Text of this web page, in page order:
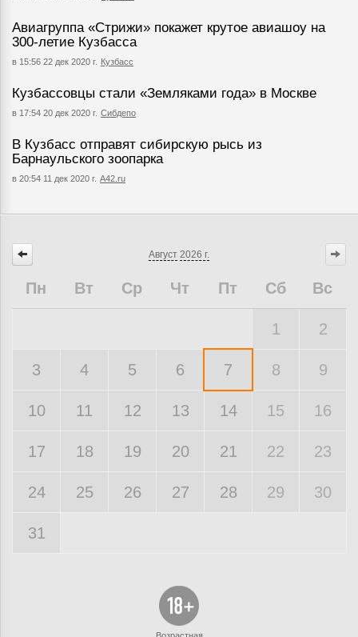
Авиагруппа «Стрижи» покажет крутое авиашоу на
300-летие Кузбасса
в 15:56 22 дек 2020 г. Кузбасс
Кузбассовцы стали «Земляками года» в Москве
в 17:54 20 дек 2020 г. Сибдепо
В Кузбасс отправят сибирскую рысь из
Барнаульского зоопарка
в 20:54 11 дек 2020 г. А42.ru
Август 2026 г.
Пн Вт Ср Чт Пт Сб Вс
1 2
3 4 5 6 7 8 9
10 11 12 13 14 15 16
17 18 19 20 21 22 23
24 25 26 27 28 29 30
31